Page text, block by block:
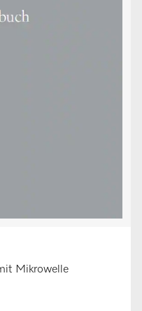
Mikrowelle